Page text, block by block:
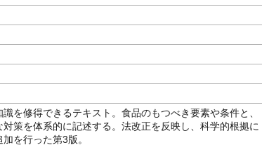
を修得できるテキスト。食品のもつべき要素や条件と、
策を体系的に記述する。法改正を反映し、科学的根拠に
を行った第3版。